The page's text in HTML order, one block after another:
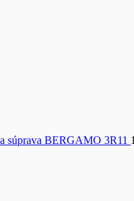
súprava BERGAMO 3R11